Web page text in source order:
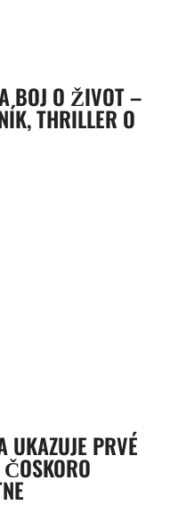
BOJ O ŽIVOT –
THRILLER O
UKAZUJE PRVÉ